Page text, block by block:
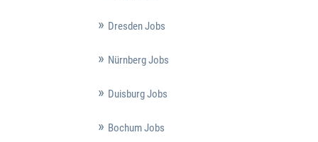
Dresden Jobs
Nürnberg Jobs
Duisburg Jobs
Bochum Jobs